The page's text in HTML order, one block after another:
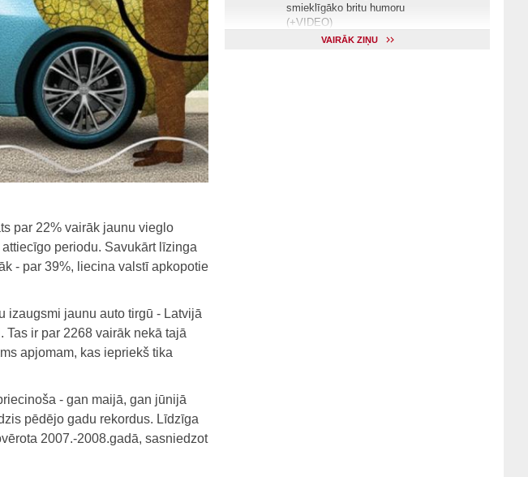
par 22% vairāk jaunu vieglo
periodu. Savukārt līzinga
- par 39%, liecina valstī apkopotie
izaugsmi jaunu auto tirgū - Latvijā
ir par 2268 vairāk nekā tajā
apjomam, kas iepriekš tika
- gan maijā, gan jūnijā
pēdējo gadu rekordus. Līdzīga
2007.-2008.gadā, sasniedzot
smieklīgāko britu humoru
(+VIDEO)
VESELĪBAVAIRĀK ZIŅU